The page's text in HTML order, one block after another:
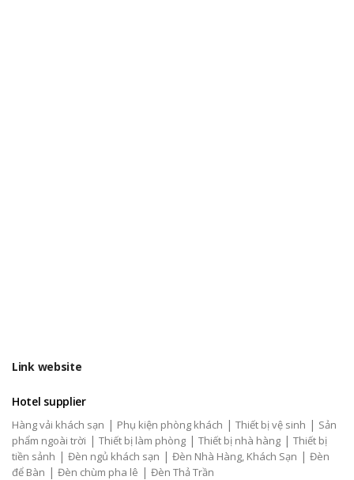
Link website
Hotel supplier
Hàng vải khách sạn | Phụ kiện phòng khách | Thiết bị vệ sinh | Sản
phẩm ngoài trời | Thiết bị làm phòng | Thiết bị nhà hàng | Thiết bị
tiền sảnh | Đèn ngủ khách sạn | Đèn Nhà Hàng, Khách Sạn | Đèn
để Bàn | Đèn chùm pha lê | Đèn Thả Trần